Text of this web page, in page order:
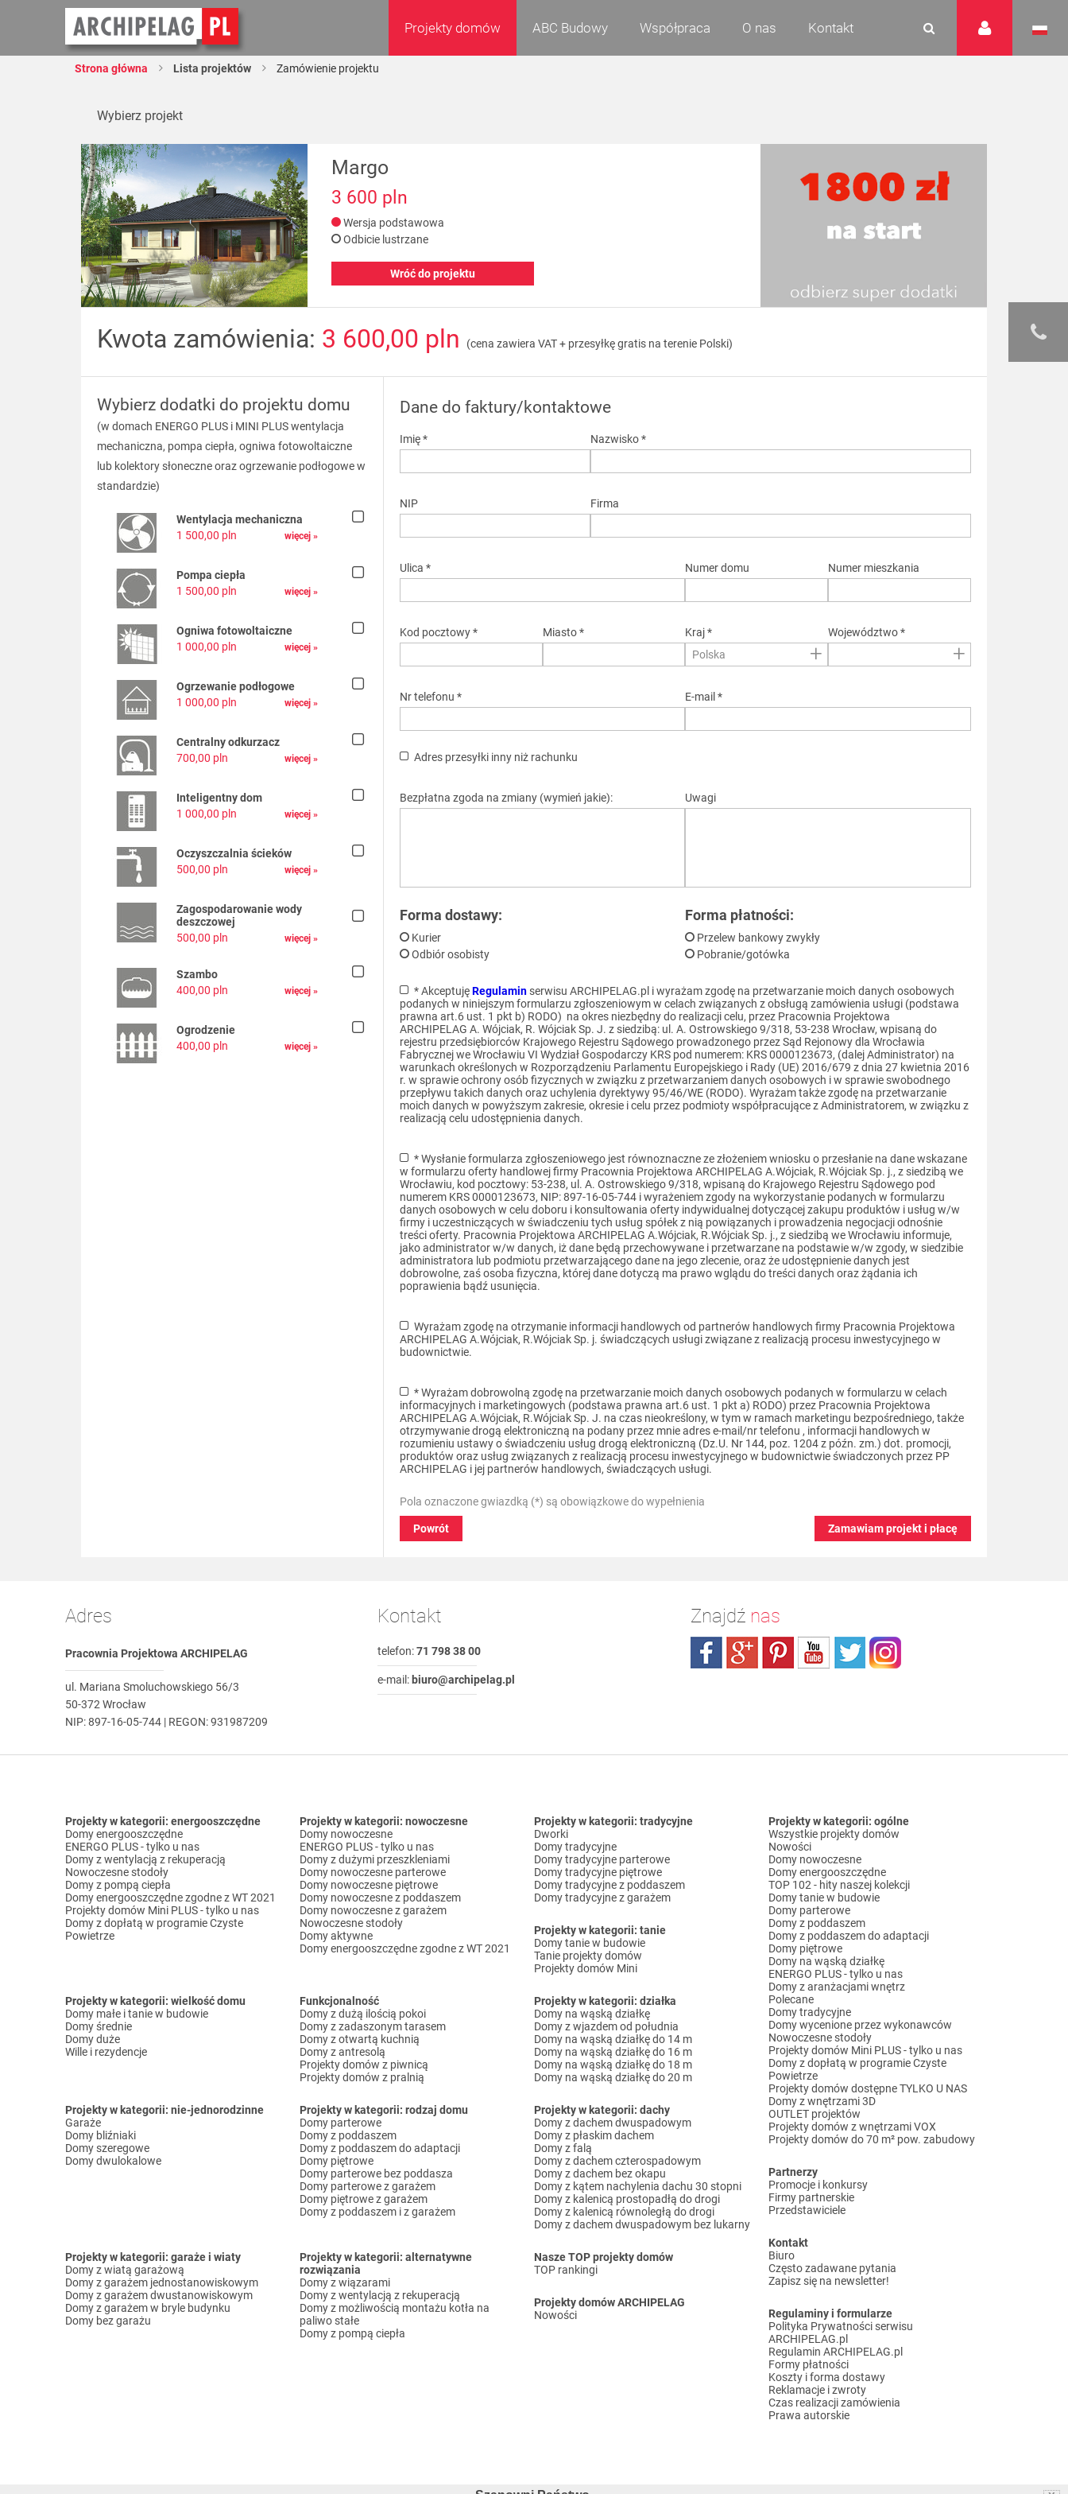
Projekty domów ABC Budowy Współpraca O nas Kontakt
Strona główna Lista projektów Zamówienie projektu
Wybierz projekt
Margo
3 600 pln
Wersja podstawowa
Odbicie lustrzane
Wróć do projektu
Kwota zamówienia: 3 600,00 pln (cena zawiera VAT + przesyłkę gratis na terenie Polski)
Wybierz dodatki do projektu domu
(w domach ENERGO PLUS i MINI PLUS wentylacja
mechaniczna, pompa ciepła, ogniwa fotowoltaiczne
lub kolektory słoneczne oraz ogrzewanie podłogowe w
standardzie)
Wentylacja mechaniczna
1 500,00 pln
więcej »
Pompa ciepła
1 500,00 pln
więcej »
Ogniwa fotowoltaiczne
1 000,00 pln
więcej »
Ogrzewanie podłogowe
1 000,00 pln
więcej »
Centralny odkurzacz
700,00 pln
więcej »
Inteligentny dom
1 000,00 pln
więcej »
Oczyszczalnia ścieków
500,00 pln
więcej »
Zagospodarowanie wody
deszczowej
500,00 pln
więcej »
Szambo
400,00 pln
więcej »
Ogrodzenie
400,00 pln
więcej »
Dane do faktury/kontaktowe
Imię * Nazwisko *
NIP Firma
Ulica * Numer domu Numer mieszkania
Kod pocztowy * Miasto *
Kraj *
Polska
+
Województwo *
+
Nr telefonu * E-mail *
Adres przesyłki inny niż rachunku
Bezpłatna zgoda na zmiany (wymień jakie): Uwagi
Forma dostawy:
Kurier
Odbiór osobisty
Forma płatności:
Przelew bankowy zwykły
Pobranie/gotówka
* AkceptujęRegulamin serwisu ARCHIPELAG.pl i wyrażam zgodę na przetwarzanie moich danych osobowych
podanych w niniejszym formularzu zgłoszeniowym w celach związanych z obsługą zamówienia usługi (podstawa
prawna art.6 ust. 1 pkt b) RODO) na okres niezbędny do realizacji celu, przez Pracownia Projektowa
ARCHIPELAG A. Wójciak, R. Wójciak Sp. J. z siedzibą: ul. A. Ostrowskiego 9/318, 53-238 Wrocław, wpisaną do
rejestru przedsiębiorców Krajowego Rejestru Sądowego prowadzonego przez Sąd Rejonowy dla Wrocławia
Fabrycznej we Wrocławiu VI Wydział Gospodarczy KRS pod numerem: KRS 0000123673, (dalej Administrator) na
warunkach określonych w Rozporządzeniu Parlamentu Europejskiego i Rady (UE) 2016/679 z dnia 27 kwietnia 2016
r. w sprawie ochrony osób fizycznych w związku z przetwarzaniem danych osobowych i w sprawie swobodnego
przepływu takich danych oraz uchylenia dyrektywy 95/46/WE (RODO). Wyrażam także zgodę na przetwarzanie
moich danych w powyższym zakresie, okresie i celu przez podmioty współpracujące z Administratorem, w związku z
realizacją celu udostępnienia danych.
* Wysłanie formularza zgłoszeniowego jest równoznaczne ze złożeniem wniosku o przesłanie na dane wskazane
w formularzu oferty handlowej firmy Pracownia Projektowa ARCHIPELAG A.Wójciak, R.Wójciak Sp. j., z siedzibą we
Wrocławiu, kod pocztowy: 53-238, ul. A. Ostrowskiego 9/318, wpisaną do Krajowego Rejestru Sądowego pod
numerem KRS 0000123673, NIP: 897-16-05-744 i wyrażeniem zgody na wykorzystanie podanych w formularzu
danych osobowych w celu doboru i konsultowania oferty indywidualnej dotyczącej zakupu produktów i usług w/w
firmy i uczestniczących w świadczeniu tych usług spółek z nią powiązanych i prowadzenia negocjacji odnośnie
treści oferty. Pracownia Projektowa ARCHIPELAG A.Wójciak, R.Wójciak Sp. j., z siedzibą we Wrocławiu informuje,
jako administrator w/w danych, iż dane będą przechowywane i przetwarzane na podstawie w/w zgody, w siedzibie
administratora lub podmiotu przetwarzającego dane na jego zlecenie, oraz że udostępnienie danych jest
dobrowolne, zaś osoba fizyczna, której dane dotyczą ma prawo wglądu do treści danych oraz żądania ich
poprawienia bądź usunięcia.
Wyrażam zgodę na otrzymanie informacji handlowych od partnerów handlowych firmy Pracownia Projektowa
ARCHIPELAG A.Wójciak, R.Wójciak Sp. j. świadczących usługi związane z realizacją procesu inwestycyjnego w
budownictwie.
* Wyrażam dobrowolną zgodę na przetwarzanie moich danych osobowych podanych w formularzu w celach
informacyjnych i marketingowych (podstawa prawna art.6 ust. 1 pkt a) RODO) przez Pracownia Projektowa
ARCHIPELAG A.Wójciak, R.Wójciak Sp. J. na czas nieokreślony, w tym w ramach marketingu bezpośredniego, także
otrzymywanie drogą elektroniczną na podany przez mnie adres e-mail/nr telefonu , informacji handlowych w
rozumieniu ustawy o świadczeniu usług drogą elektroniczną (Dz.U. Nr 144, poz. 1204 z późn. zm.) dot. promocji,
produktów oraz usług związanych z realizacją procesu inwestycyjnego w budownictwie świadczonych przez PP
ARCHIPELAG i jej partnerów handlowych, świadczących usługi.
Pola oznaczone gwiazdką (*) są obowiązkowe do wypełnienia
Powrót Zamawiam projekt i płacę
Adres
Pracownia Projektowa ARCHIPELAG
ul. Mariana Smoluchowskiego 56/3
50-372 Wrocław
NIP: 897-16-05-744 | REGON: 931987209
Kontakt
telefon: 71 798 38 00
e-mail: biuro@archipelag.pl
Znajdź nas
Projekty w kategorii: energooszczędne
Domy energooszczędne
ENERGO PLUS - tylko u nas
Domy z wentylacją z rekuperacją
Nowoczesne stodoły
Domy z pompą ciepła
Domy energooszczędne zgodne z WT 2021
Projekty domów Mini PLUS - tylko u nas
Domy z dopłatą w programie Czyste
Powietrze
Projekty w kategorii: nowoczesne
Domy nowoczesne
ENERGO PLUS - tylko u nas
Domy z dużymi przeszkleniami
Domy nowoczesne parterowe
Domy nowoczesne piętrowe
Domy nowoczesne z poddaszem
Domy nowoczesne z garażem
Nowoczesne stodoły
Domy aktywne
Domy energooszczędne zgodne z WT 2021
Projekty w kategorii: tradycyjne
Dworki
Domy tradycyjne
Domy tradycyjne parterowe
Domy tradycyjne piętrowe
Domy tradycyjne z poddaszem
Domy tradycyjne z garażem
Projekty w kategorii: tanie
Domy tanie w budowie
Tanie projekty domów
Projekty domów Mini
Projekty w kategorii: wielkość domu
Domy małe i tanie w budowie
Domy średnie
Domy duże
Wille i rezydencje
Funkcjonalność
Domy z dużą ilością pokoi
Domy z zadaszonym tarasem
Domy z otwartą kuchnią
Domy z antresolą
Projekty domów z piwnicą
Projekty domów z pralnią
Projekty w kategorii: działka
Domy na wąską działkę
Domy z wjazdem od południa
Domy na wąską działkę do 14 m
Domy na wąską działkę do 16 m
Domy na wąską działkę do 18 m
Domy na wąską działkę do 20 m
Projekty w kategorii: nie-jednorodzinne
Garaże
Domy bliźniaki
Domy szeregowe
Domy dwulokalowe
Projekty w kategorii: rodzaj domu
Domy parterowe
Domy z poddaszem
Domy z poddaszem do adaptacji
Domy piętrowe
Domy parterowe bez poddasza
Domy parterowe z garażem
Domy piętrowe z garażem
Domy z poddaszem i z garażem
Projekty w kategorii: dachy
Domy z dachem dwuspadowym
Domy z płaskim dachem
Domy z falą
Domy z dachem czterospadowym
Domy z dachem bez okapu
Domy z kątem nachylenia dachu 30 stopni
Domy z kalenicą prostopadłą do drogi
Domy z kalenicą równoległą do drogi
Domy z dachem dwuspadowym bez lukarny
Projekty w kategorii: garaże i wiaty
Domy z wiatą garażową
Domy z garażem jednostanowiskowym
Domy z garażem dwustanowiskowym
Domy z garażem w bryle budynku
Domy bez garażu
Projekty w kategorii: alternatywne
rozwiązania
Domy z wiązarami
Domy z wentylacją z rekuperacją
Domy z możliwością montażu kotła na
paliwo stałe
Domy z pompą ciepła
Nasze TOP projekty domów
TOP rankingi
Projekty domów ARCHIPELAG
Nowości
Projekty w kategorii: ogólne
Wszystkie projekty domów
Nowości
Domy nowoczesne
Domy energooszczędne
TOP 102 - hity naszej kolekcji
Domy tanie w budowie
Domy parterowe
Domy z poddaszem
Domy z poddaszem do adaptacji
Domy piętrowe
Domy na wąską działkę
ENERGO PLUS - tylko u nas
Domy z aranżacjami wnętrz
Polecane
Domy tradycyjne
Domy wycenione przez wykonawców
Nowoczesne stodoły
Projekty domów Mini PLUS - tylko u nas
Domy z dopłatą w programie Czyste
Powietrze
Projekty domów dostępne TYLKO U NAS
Domy z wnętrzami 3D
OUTLET projektów
Projekty domów z wnętrzami VOX
Projekty domów do 70 m² pow. zabudowy
Partnerzy
Promocje i konkursy
Firmy partnerskie
Przedstawiciele
Kontakt
Biuro
Często zadawane pytania
Zapisz się na newsletter!
Regulaminy i formularze
Polityka Prywatności serwisu
ARCHIPELAG.pl
Regulamin ARCHIPELAG.pl
Formy płatności
Koszty i forma dostawy
Reklamacje i zwroty
Czas realizacji zamówienia
Prawa autorskie